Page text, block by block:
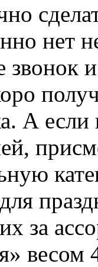
нет
звонок
А если
за
весом